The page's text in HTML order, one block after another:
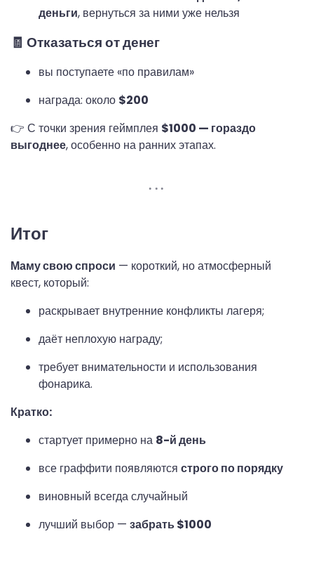
деньги, вернуться за ними уже нельзя
🧾 Отказаться от денег
вы поступаете «по правилам»
награда: около $200
👉 С точки зрения геймплея $1000 — гораздо
выгоднее, особенно на ранних этапах.
Итог
Маму свою спроси — короткий, но атмосферный
квест, который:
раскрывает внутренние конфликты лагеря;
даёт неплохую награду;
требует внимательности и использования
фонарика.
Кратко:
стартует примерно на 8-й день
все граффити появляются строго по порядку
виновный всегда случайный
лучший выбор — забрать $1000